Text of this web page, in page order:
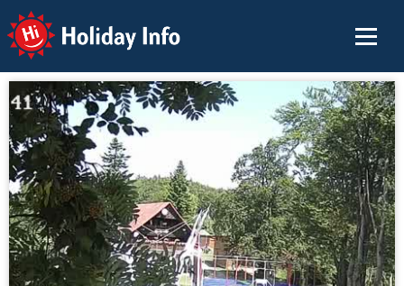
Holiday Info